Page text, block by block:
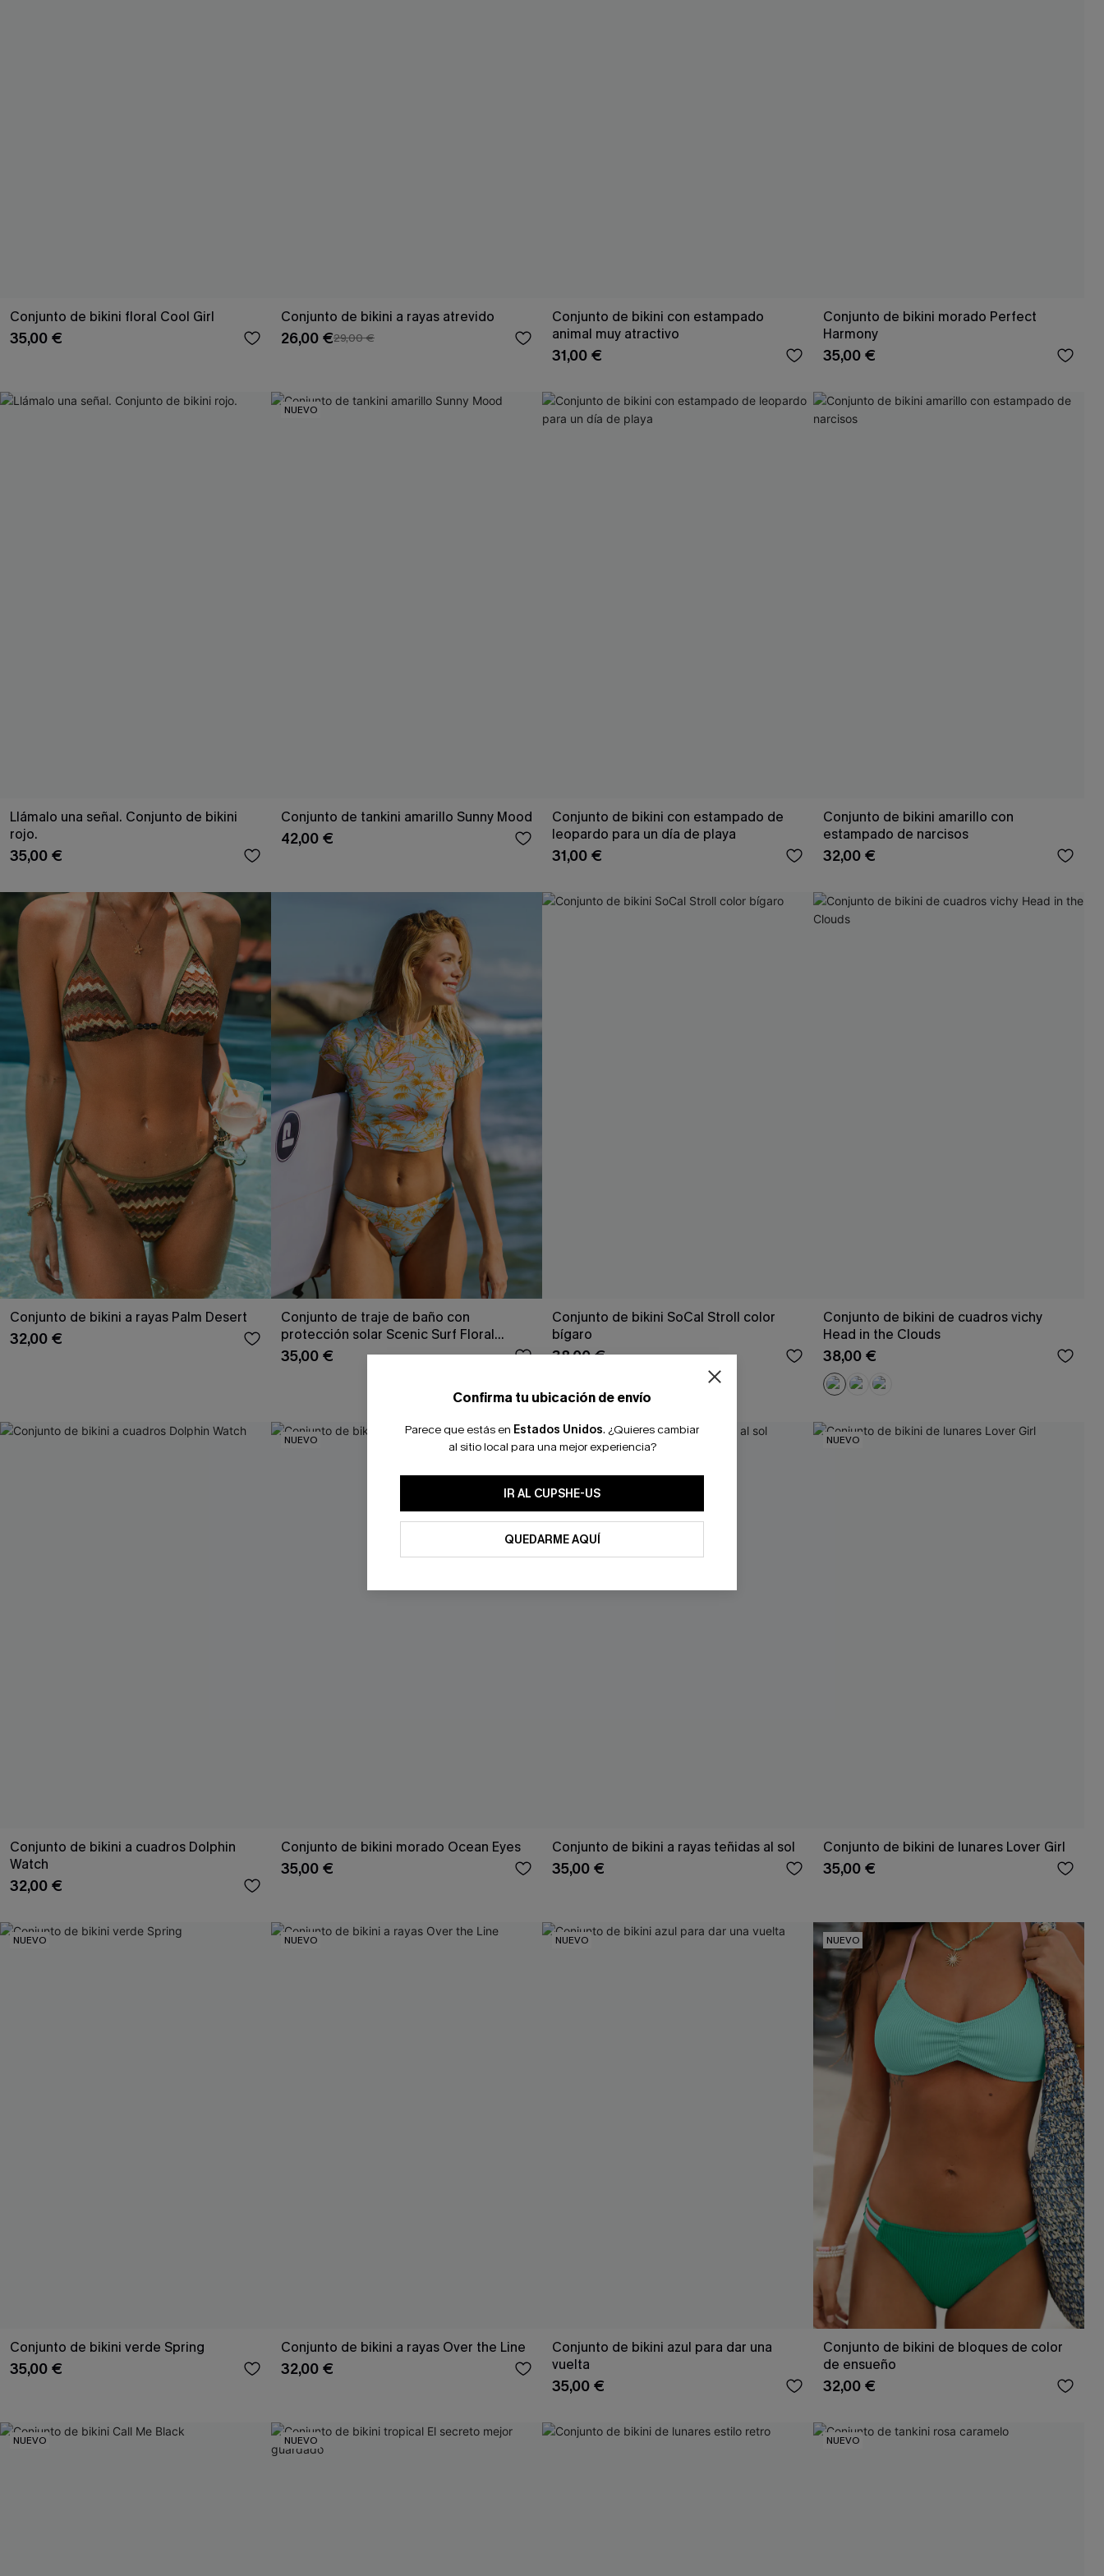
Conjunto de bikini floral Cool Girl
35,00 €
Conjunto de bikini a rayas atrevido
26,00 €29,00 €
Conjunto de bikini con estampado
animal muy atractivo
31,00 €
Conjunto de bikini morado Perfect
Harmony
35,00 €
Llámalo una señal. Conjunto de bikini
rojo.
35,00 €
NUEVO
Conjunto de tankini amarillo Sunny Mood
42,00 €
Conjunto de bikini con estampado de
leopardo para un día de playa
31,00 €
Conjunto de bikini amarillo con
estampado de narcisos
32,00 €
Conjunto de bikini a rayas Palm Desert
32,00 €
Conjunto de traje de baño con
protección solar Scenic Surf Floral
Rashguard
35,00 €
Conjunto de bikini SoCal Stroll color
bígaro
38,00 €
Conjunto de bikini de cuadros vichy
Head in the Clouds
38,00 €
Conjunto de bikini a cuadros Dolphin
Watch
32,00 €
NUEVO
Conjunto de bikini morado Ocean Eyes
35,00 €
Conjunto de bikini a rayas teñidas al sol
35,00 €
NUEVO
Conjunto de bikini de lunares Lover Girl
35,00 €
NUEVO
Conjunto de bikini verde Spring
35,00 €
NUEVO
Conjunto de bikini a rayas Over the Line
32,00 €
NUEVO
Conjunto de bikini azul para dar una
vuelta
35,00 €
NUEVO
Conjunto de bikini de bloques de color
de ensueño
32,00 €
NUEVO NUEVO NUEVO
Confirma tu ubicación de envío
Parece que estás en Estados Unidos. ¿Quieres cambiar
al sitio local para una mejor experiencia?
IR AL CUPSHE-US
QUEDARME AQUÍ